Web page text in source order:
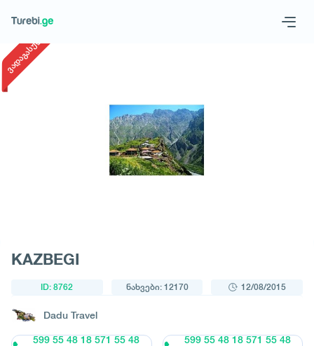
მოითხოვე ტური
ვადაგასული
KAZBEGI
ID: 8762 ნახვები: 12170 12/08/2015
Dadu Travel
599 55 48 18 571 55 48
599 55 48 18 571 55 48